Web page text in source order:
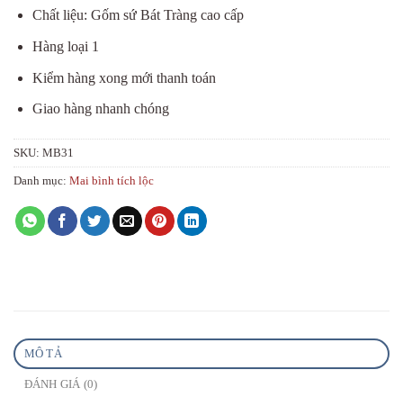
Chất liệu: Gốm sứ Bát Tràng cao cấp
Hàng loại 1
Kiểm hàng xong mới thanh toán
Giao hàng nhanh chóng
SKU: MB31
Danh mục: Mai bình tích lộc
MÔ TẢ
ĐÁNH GIÁ (0)